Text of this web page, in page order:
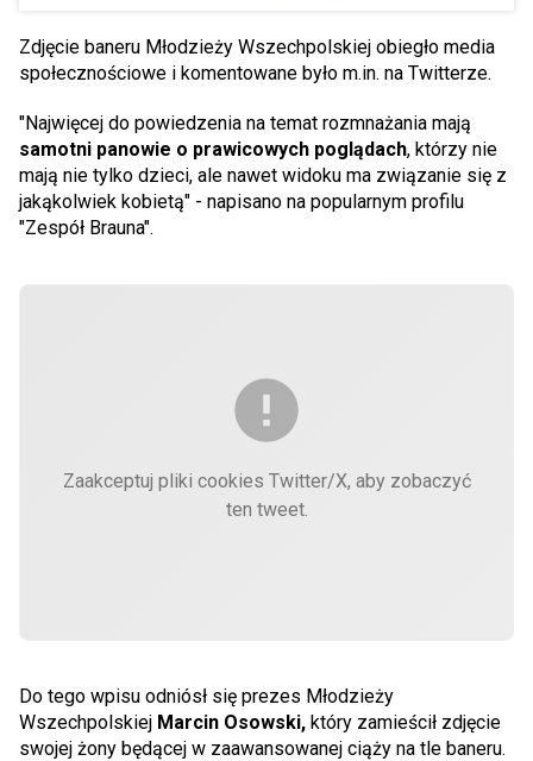
Zdjęcie baneru Młodzieży Wszechpolskiej obiegło media
społecznościowe i komentowane było m.in. na Twitterze.
"Najwięcej do powiedzenia na temat rozmnażania mają
samotni panowie o prawicowych poglądach, którzy nie
mają nie tylko dzieci, ale nawet widoku ma związanie się z
jakąkolwiek kobietą" - napisano na popularnym profilu
"Zespół Brauna".
Zaakceptuj pliki cookies Twitter/X, aby zobaczyć
ten tweet.
Do tego wpisu odniósł się prezes Młodzieży
Wszechpolskiej Marcin Osowski, który zamieścił zdjęcie
swojej żony będącej w zaawansowanej ciąży na tle baneru.